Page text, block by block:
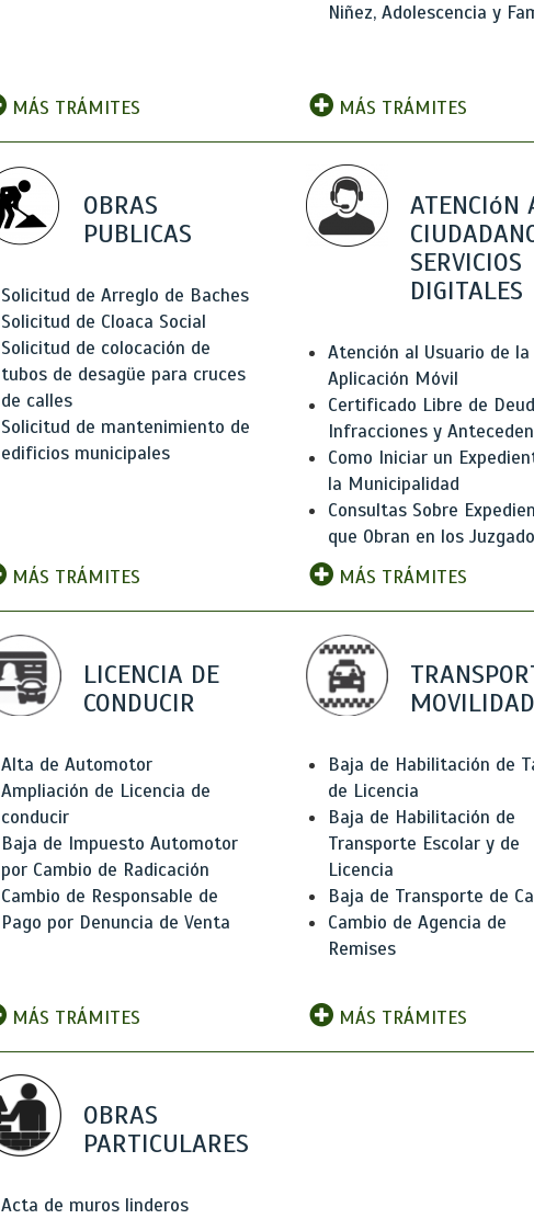
MÁS TRÁMITES
Niñez, Adolescencia y
MÁS TRÁMITES
OBRAS
PUBLICAS
Solicitud de Arreglo de Baches
Solicitud de Cloaca Social
Solicitud de colocación de
tubos de desagüe para cruces
de calles
Solicitud de mantenimiento de
edificios municipales
MÁS TRÁMITES
ATENCIóN
SERVICIOS
DIGITALES
Atención al Usuario de la
Aplicación Móvil
Certificado Libre de
Infracciones y
Como Iniciar un
la Municipalidad
Consultas Sobre
que Obran en los
MÁS TRÁMITES
LICENCIA DE
CONDUCIR
Alta de Automotor
Ampliación de Licencia de
conducir
Baja de Impuesto Automotor
por Cambio de Radicación
Cambio de Responsable de
Pago por Denuncia de Venta
MÁS TRÁMITES
MOVILIDAD
Baja de Habilitación de
de Licencia
Baja de Habilitación de
Transporte Escolar y de
Licencia
Baja de Transporte de
Cambio de Agencia de
Remises
MÁS TRÁMITES
OBRAS
PARTICULARES
Acta de muros linderos